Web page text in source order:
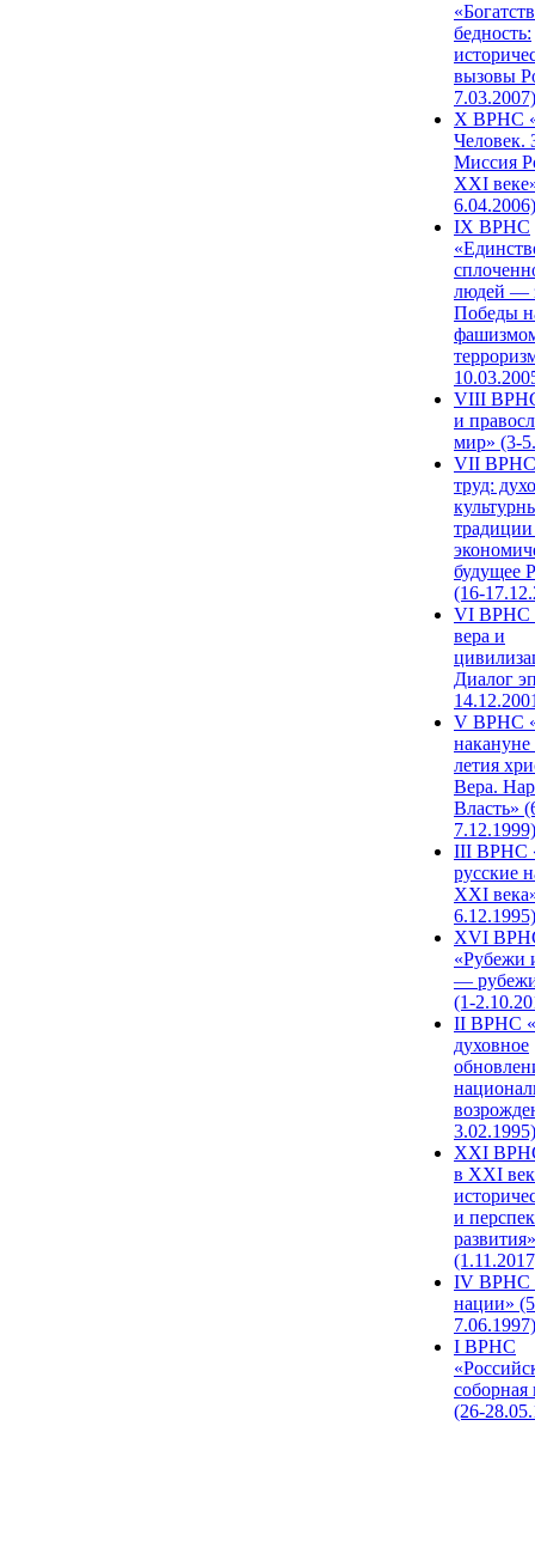
бедность:
вызовы
7.03.2007)
X ВРНС
Человек.
Миссия
XXI
6.04.2006)
IX ВРНС
людей —
Победы
VIII
и
мир» (3-
VII ВРНС
труд:
будущее
(16-
VI ВРНС
вера и
Диалог
V ВРНС
накануне
летия
Вера.
Власть»
7.12.1999)
III ВРНС
русские
XXI
6.12.1995)
XVI
«Рубежи
—
(1-
II ВРНС
духовное
3.02.1995)
XХI
в XXI
и
развития»
IV ВРНС
нации»
7.06.1997)
I ВРНС
(26-